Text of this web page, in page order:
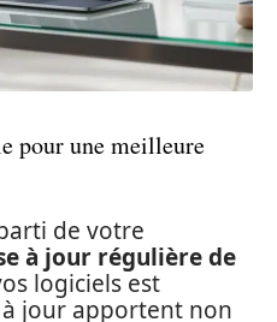
pour une meilleure
de votre
à jour régulière de
logiciels est
à jour apportent non